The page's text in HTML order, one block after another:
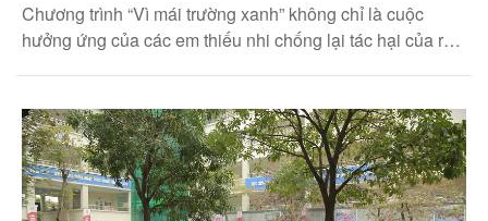
Chương trình “Vì mái trường xanh” không chỉ là cuộc
hưởng ứng của các em thiếu nhi chống lại tác hại của rác
gắn bó trong cộng đồng.